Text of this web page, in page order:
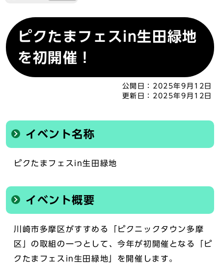
ピクたまフェスin生田緑地
を初開催！
公開日： 2025年9月12日
更新日： 2025年9月12日
イベント名称
ピクたまフェスin生田緑地
イベント概要
川崎市多摩区がすすめる「ピクニックタウン多摩
区」の取組の一つとして、今年が初開催となる「ピ
クたまフェスin生田緑地」を開催します。